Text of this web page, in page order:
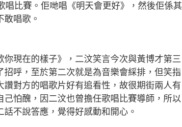
比賽。佢哋唱《明天會更好》，然後佢係其
唱歌。
現在的樣子》，二汶笑言今次與黃博才第三
呼，至於第二次就是為音樂會綵排，但笑指
對方的唱歌片好有追看性，故很期街兩人有
怕醜，因二汶也曾擔任歌唱比賽導師，所以
不說答應，覺得好感動和開心。